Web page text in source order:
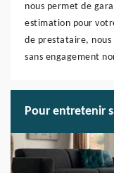
nous permet de
estimation pour
de prestataire,
sans engagement
Pour entretenir